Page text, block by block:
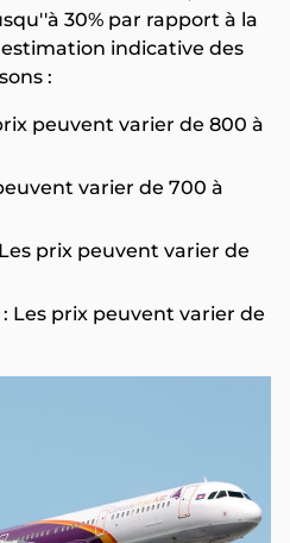
30% par rapport à la
indicative des
:
peuvent varier de 800 à
varier de 700 à
prix peuvent varier de
Les prix peuvent varier de